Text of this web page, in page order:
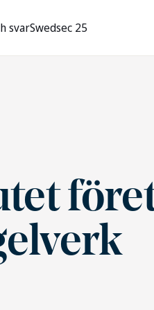
svarSwedsec 25